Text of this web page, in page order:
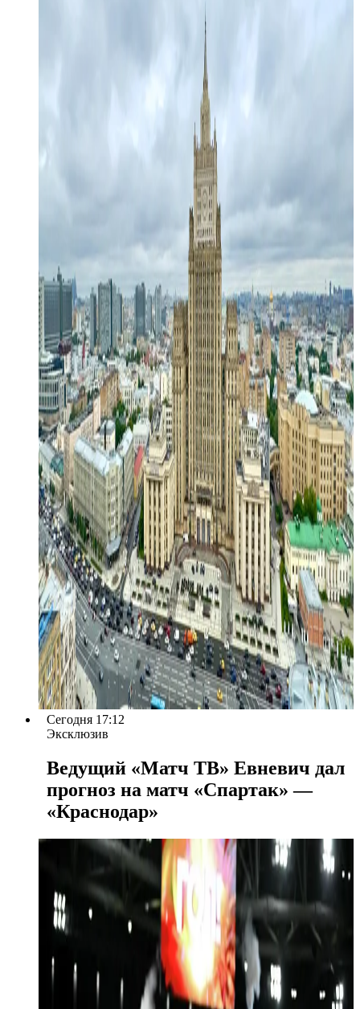
Сегодня 17:12
Эксклюзив
Ведущий «Матч ТВ» Евневич дал
прогноз на матч «Спартак» —
«Краснодар»